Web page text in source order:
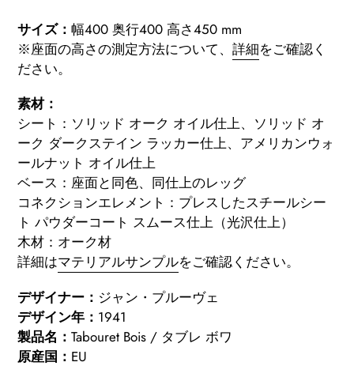
商
品
を
加
す
る
サイズ： 幅400 奥行400 高さ450 mm
※座面の高さの測定方法について、 詳細をご確認く
ださい。
素材：
シート：ソリッド オーク オイル仕上、ソリッド オ
ーク ダークステイン ラッカー仕上、アメリカンウォ
ールナット オイル仕上
ベース：座面と同色、同仕上のレッグ
コネクションエレメント：プレスしたスチールシー
ト パウダーコート スムース仕上（光沢仕上）
木材：オーク材
詳細はマテリアルサンプルをご確認ください。
デザイナー： ジャン・プルーヴェ
デザイン年： 1941
製品名： Tabouret Bois / タブレ ボワ
原産国： EU